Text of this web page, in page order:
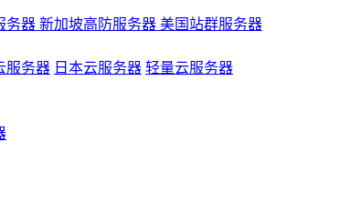
务器 新加坡高防服务器 美国站群服务器
服务器 日本云服务器 轻量云服务器